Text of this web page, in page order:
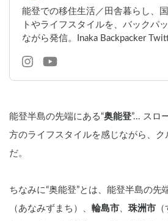
能登での移住生活／田舎暮らし、
トやライフスタイルを、バックパ
ながら発信。Inaka Backpacker
能登半島の先端にある“奥能登”... スロ
方のライフスタイルを感じながら、
だ。
ちなみに“奥能登”とは、能登半島の先
（あなみずまち）、 輪島市 珠洲市